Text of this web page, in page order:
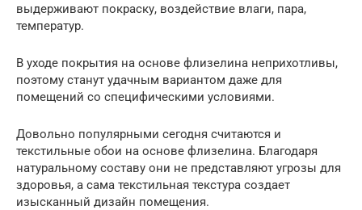
выдерживают покраску, воздействие влаги, пара,
температур.
В уходе покрытия на основе флизелина неприхотливы,
поэтому станут удачным вариантом даже для
помещений со специфическими условиями.
Довольно популярными сегодня считаются и
текстильные обои на основе флизелина. Благодаря
натуральному составу они не представляют угрозы для
здоровья, а сама текстильная текстура создает
изысканный дизайн помещения.